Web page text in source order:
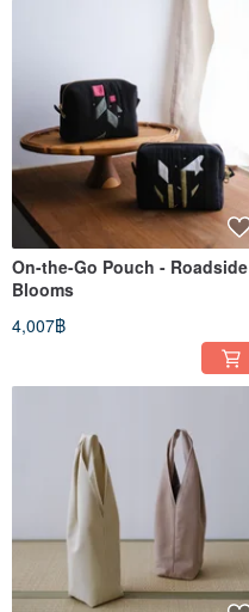
On-the-Go Pouch - Roadside
Blooms
4,007฿